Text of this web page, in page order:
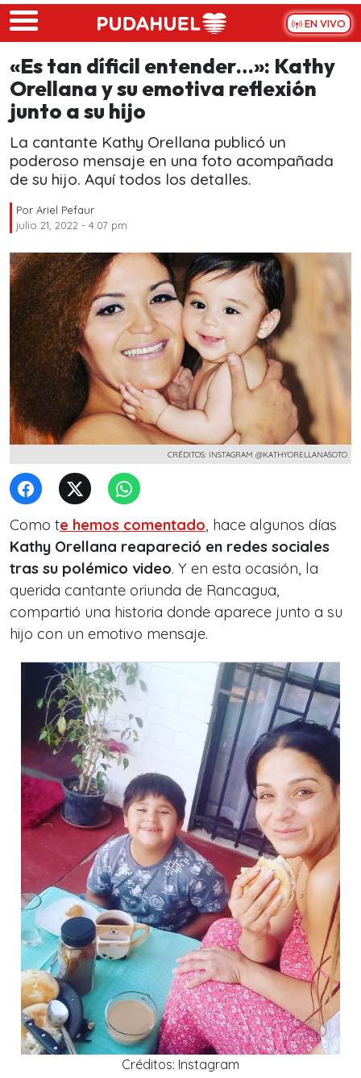
Skip to main content
EN VIVO
«Es tan díficil entender…»: Kathy
Orellana y su emotiva reflexión
junto a su hijo
La cantante Kathy Orellana publicó un
poderoso mensaje en una foto acompañada
de su hijo. Aquí todos los detalles.
Por Ariel Pefaur
julio 21, 2022 - 4:07 pm
CRÉDITOS: INSTAGRAM @KATHYORELLANASOTO
Como te hemos comentado, hace algunos días
Kathy Orellana reapareció en redes sociales
tras su polémico video. Y en esta ocasión, la
querida cantante oriunda de Rancagua,
compartió una historia donde aparece junto a su
hijo con un emotivo mensaje.
Créditos: Instagram